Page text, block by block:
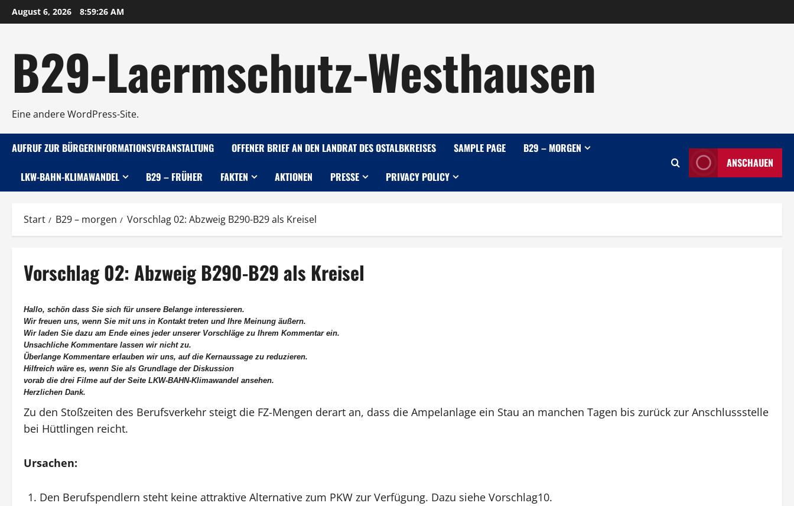
Zum
Inhalt
August 6, 2026 8:59:27 AM
B29-Laermschutz-Westhausen
Eine andere WordPress-Site.
AUFRUF ZUR BÜRGERINFORMATIONSVERANSTALTUNG OFFENER BRIEF AN DEN LANDRAT DES OSTALBKREISES SAMPLE PAGE B29 – MORGEN
LKW-BAHN-KLIMAWANDEL B29 – FRÜHER FAKTEN AKTIONEN PRESSE PRIVACY POLICY
ANSCHAUEN
Start B29 – morgen Vorschlag 02: Abzweig B290-B29 als Kreisel
Vorschlag 02: Abzweig B290-B29 als Kreisel
Hallo, schön dass Sie sich für unsere Belange interessieren.
Wir freuen uns, wenn Sie mit uns in Kontakt treten und Ihre Meinung äußern.
Wir laden Sie dazu am Ende eines jeder unserer Vorschläge zu Ihrem Kommentar ein.
Unsachliche Kommentare lassen wir nicht zu.
Überlange Kommentare erlauben wir uns, auf die Kernaussage zu reduzieren.
Hilfreich wäre es, wenn Sie als Grundlage der Diskussion
vorab die drei Filme auf der Seite LKW-BAHN-Klimawandel ansehen.
Herzlichen Dank.
Zu den Stoßzeiten des Berufsverkehr steigt die FZ-Mengen derart an, dass die Ampelanlage ein Stau an manchen Tagen bis zurück zur Anschlussstelle
bei Hüttlingen reicht.
Ursachen:
Den Berufspendlern steht keine attraktive Alternative zum PKW zur Verfügung. Dazu siehe Vorschlag10.